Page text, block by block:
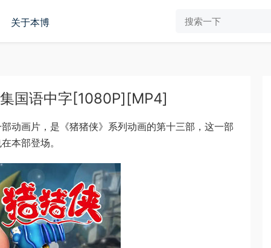
关于本博
国语中字[1080P][MP4]
动画片，是《猪猪侠》系列动画的第十三部，这一部
本部登场。